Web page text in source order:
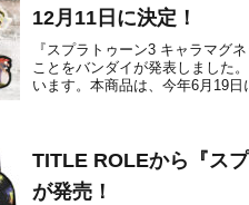
12月11日に決定！
『スプラトゥーン3 キャラマグ
ことをバンダイが発表しました
います。本商品は、今年6月19
TITLE ROLEから『ス
が発売！